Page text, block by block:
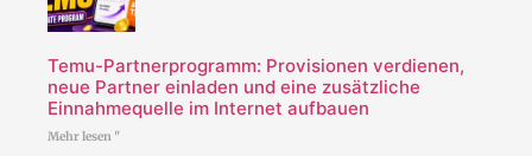
Temu-Partnerprogramm: Provisionen verdienen,
neue Partner einladen und eine zusätzliche
Einnahmequelle im Internet aufbauen
Mehr lesen "